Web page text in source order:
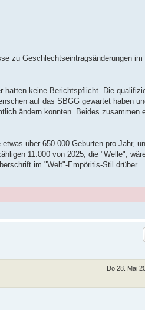
zu Geschlechtseintragsänderungen im
hatten keine Berichtspflicht. Die
auf das SBGG gewartet haben
ändern konnten. Beides zusammen
über 650.000 Geburten pro Jahr,
11.000 von 2025, die "Welle",
im "Welt"-Empöritis-Stil drüber
Do 28. Mai